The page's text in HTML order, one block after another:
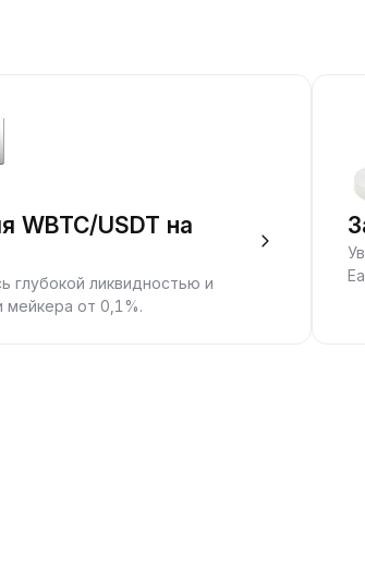
WBTC/USDT на
глубокой ликвидностью и
мейкера от 0,1%.